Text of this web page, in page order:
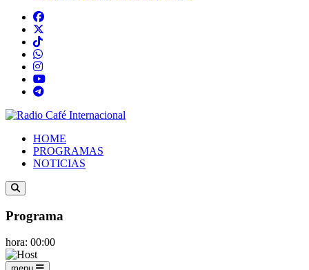
HOME
PROGRAMAS
NOTICIAS
Programa
hora: 00:00